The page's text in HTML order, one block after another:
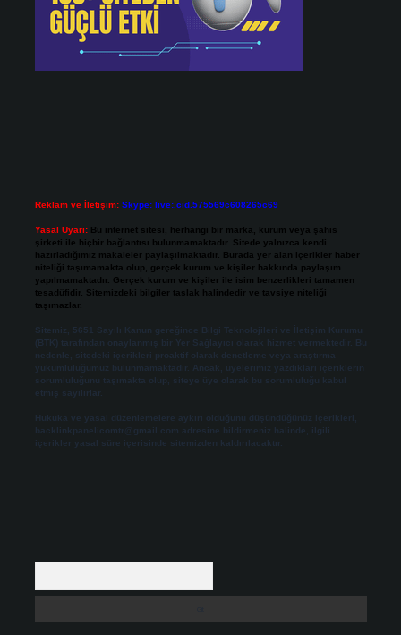
Reklam ve İletişim: Skype: live:.cid.575569c608265c69
Yasal Uyarı: Bu internet sitesi, herhangi bir marka, kurum veya şahıs
şirketi ile hiçbir bağlantısı bulunmamaktadır. Sitede yalnızca kendi
hazırladığımız makaleler paylaşılmaktadır. Burada yer alan içerikler haber
niteliği taşımamakta olup, gerçek kurum ve kişiler hakkında paylaşım
yapılmamaktadır. Gerçek kurum ve kişiler ile isim benzerlikleri tamamen
tesadüfidir. Sitemizdeki bilgiler taslak halindedir ve tavsiye niteliği
taşımazlar.
Sitemiz, 5651 Sayılı Kanun gereğince Bilgi Teknolojileri ve İletişim Kurumu
(BTK) tarafından onaylanmış bir Yer Sağlayıcı olarak hizmet vermektedir. Bu
nedenle, sitedeki içerikleri proaktif olarak denetleme veya araştırma
yükümlülüğümüz bulunmamaktadır. Ancak, üyelerimiz yazdıkları içeriklerin
sorumluluğunu taşımakta olup, siteye üye olarak bu sorumluluğu kabul
etmiş sayılırlar.
Hukuka ve yasal düzenlemelere aykırı olduğunu düşündüğünüz içerikleri,
backlinkpanelicomtr@gmail.com adresine bildirmeniz halinde, ilgili
içerikler yasal süre içerisinde sitemizden kaldırılacaktır.